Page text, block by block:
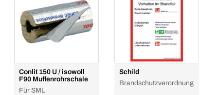
Conlit 150 U / isowoll
F90 Muffenrohrschale
Für SML
Schild
Brandschutzverordnung